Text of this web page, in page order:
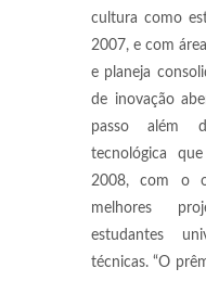
cultura como
2007, e com
e planeja
de inovação
passo além
tecnológica
2008, com o
melhores
estudantes
técnicas. “O